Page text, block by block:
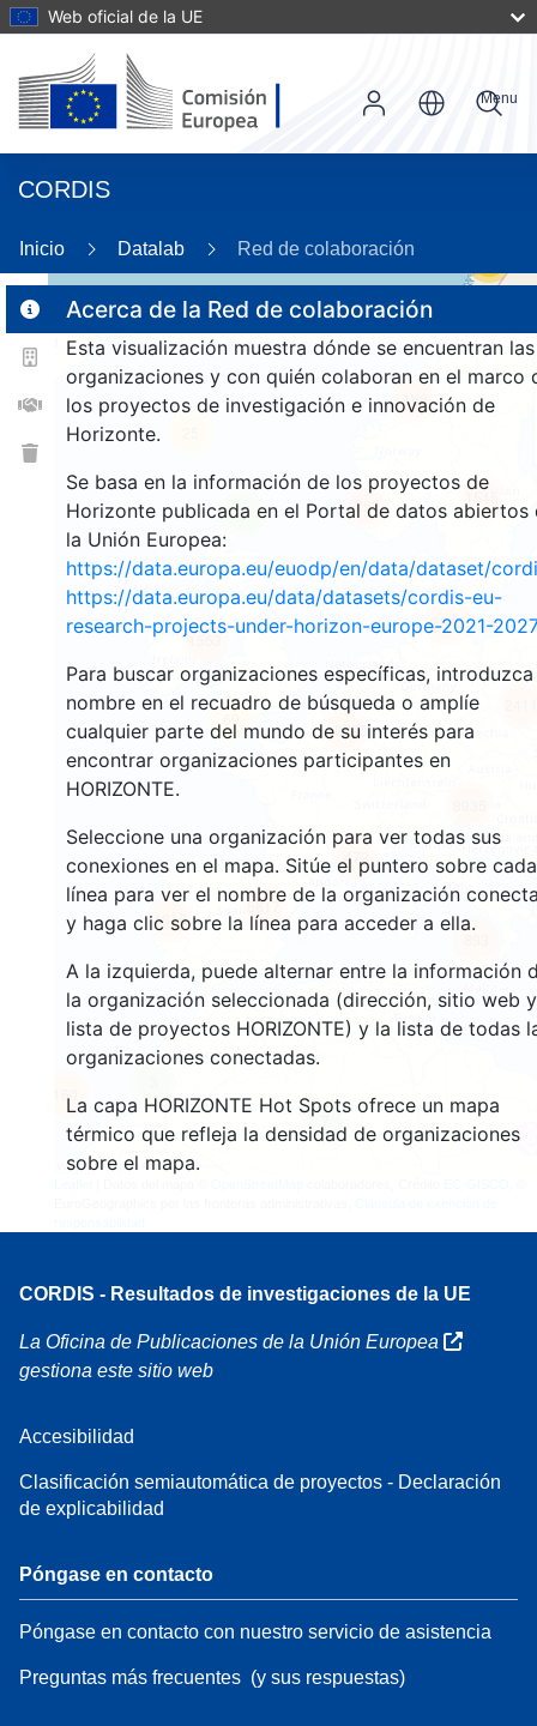
Web oficial de la UE
CORDIS
Menu
Inicio Datalab Red de colaboración
Acerca de la Red de colaboración
Esta visualización muestra dónde se encuentran las
organizaciones y con quién colaboran en el marco
los proyectos de investigación e innovación de
Horizonte.
Se basa en la información de los proyectos de
Horizonte publicada en el Portal de datos abiertos
la Unión Europea:
https://data.europa.eu/euodp/en/data/dataset/
https://data.europa.eu/data/datasets/cordis-eu-
research-projects-under-horizon-europe-2021-2027
Para buscar organizaciones específicas, introduzca
nombre en el recuadro de búsqueda o amplíe
cualquier parte del mundo de su interés para
encontrar organizaciones participantes en
HORIZONTE.
Seleccione una organización para ver todas sus
conexiones en el mapa. Sitúe el puntero sobre cada
línea para ver el nombre de la organización
y haga clic sobre la línea para acceder a ella.
A la izquierda, puede alternar entre la información
la organización seleccionada (dirección, sitio web y
lista de proyectos HORIZONTE) y la lista de todas
organizaciones conectadas.
La capa HORIZONTE Hot Spots ofrece un mapa
térmico que refleja la densidad de organizaciones
sobre el mapa.
160
9
166
263
7
1816
5817
472
3545
1563
18703
1545
CORDIS - Resultados de investigaciones de la UE
La Oficina de Publicaciones de la Unión Europea
gestiona este sitio web
Accesibilidad
Clasificación semiautomática de proyectos - Declaración
de explicabilidad
Póngase en contacto
Póngase en contacto con nuestro servicio de asistencia
Preguntas más frecuentes (y sus respuestas)